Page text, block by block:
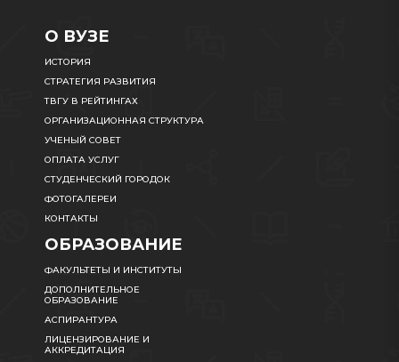
О ВУЗЕ
ИСТОРИЯ
СТРАТЕГИЯ РАЗВИТИЯ
ТВГУ В РЕЙТИНГАХ
ОРГАНИЗАЦИОННАЯ СТРУКТУРА
УЧЕНЫЙ СОВЕТ
ОПЛАТА УСЛУГ
СТУДЕНЧЕСКИЙ ГОРОДОК
ФОТОГАЛЕРЕИ
КОНТАКТЫ
ОБРАЗОВАНИЕ
ФАКУЛЬТЕТЫ И ИНСТИТУТЫ
ДОПОЛНИТЕЛЬНОЕ
ОБРАЗОВАНИЕ
АСПИРАНТУРА
ЛИЦЕНЗИРОВАНИЕ И
АККРЕДИТАЦИЯ